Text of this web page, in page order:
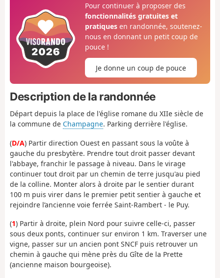
Pour continuer à proposer des
fonctionnalités gratuites et
pratiquesen randonnée, soutenez-
nous en donnant un petit coup de
pouce !
Je donne un coup de pouce
Description de la randonnée
Départ depuis la place de l'église romane du XIIe siècle de
la commune de Champagne. Parking derrière l'église.
(D/A) Partir direction Ouest en passant sous la voûte à
gauche du presbytère. Prendre tout droit passer devant
l'abbaye, franchir le passage à niveau. Dans le virage
continuer tout droit par un chemin de terre jusqu'au pied
de la colline. Monter alors à droite par le sentier durant
100 m puis virer dans le premier petit sentier à gauche et
rejoindre l’ancienne voie ferrée Saint-Rambert - le Puy.
(1) Partir à droite, plein Nord pour suivre celle-ci, passer
sous deux ponts, continuer sur environ 1 km. Traverser une
vigne, passer sur un ancien pont SNCF puis retrouver un
chemin à gauche qui mène près du Gîte de la Prette
(ancienne maison bourgeoise).